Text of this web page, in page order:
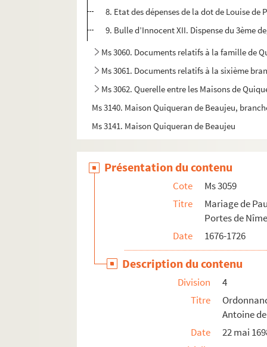
8. Etat des dépenses de la dot de Louise de
9. Bulle d’Innocent XII. Dispense du 3ème
Ms 3060. Documents relatifs à la famille de
Ms 3061. Documents relatifs à la sixième
Ms 3062. Querelle entre les Maisons de
Ms 3140. Maison Quiqueran de Beaujeu,
Ms 3141. Maison Quiqueran de Beaujeu
Présentation du contenu
Cote
Ms 3059
Titre
Mariage de
Portes de
Date
1676-1726
Description du contenu
Division
4
Titre
Antoine
Date
22 mai